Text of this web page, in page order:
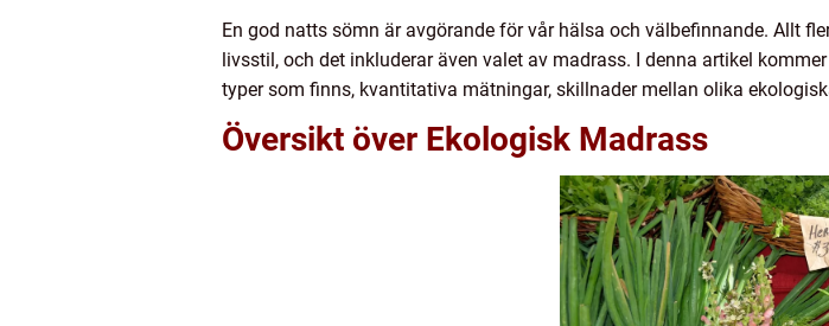
En god natts sömn är avgörande för vår hälsa och välbefinnande. Allt
livsstil, och det inkluderar även valet av madrass. I denna artikel
typer som finns, kvantitativa mätningar, skillnader mellan olika
Översikt över Ekologisk Madrass